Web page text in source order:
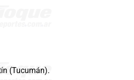
(Tucumán).